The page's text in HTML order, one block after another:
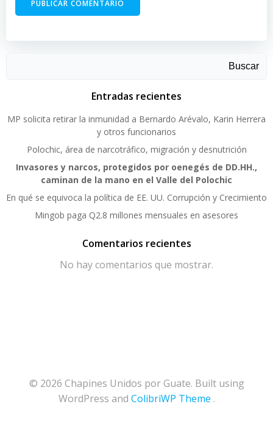
Buscar
Entradas recientes
MP solicita retirar la inmunidad a Bernardo Arévalo, Karin Herrera
y otros funcionarios
Polochic, área de narcotráfico, migración y desnutrición
Invasores y narcos, protegidos por oenegés de DD.HH.,
caminan de la mano en el Valle del Polochic
En qué se equivoca la política de EE. UU. Corrupción y Crecimiento
Mingob paga Q2.8 millones mensuales en asesores
Comentarios recientes
No hay comentarios que mostrar.
© 2026 Chapines Unidos por Guate. Built using
WordPress and ColibriWP Theme .